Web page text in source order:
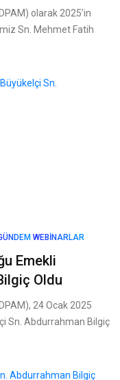
olarak 2025’in
Sn. Mehmet Fatih
WEBINARLAR
Emekli
Oldu
24 Ocak 2025
Sn. Abdurrahman Bilgiç